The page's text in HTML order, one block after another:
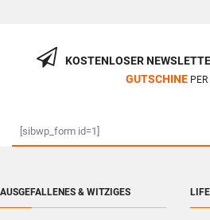
KOSTENLOSER
GUTSCHINEPER
[sibwp_form id=1]
AUSGEFALLENES & WITZIGES